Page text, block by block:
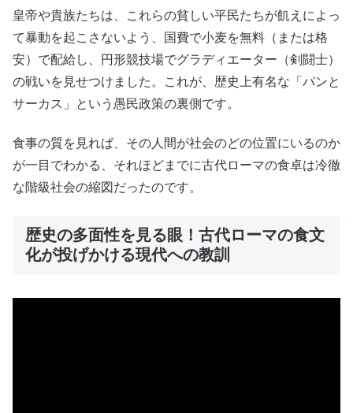
皇帝や貴族たちは、これらの貧しい平民たちが飢えによっ
て暴動を起こさないよう、国費で小麦を無料（または格
安）で配給し、円形競技場でグラディエーター（剣闘士）
の戦いを見せつけました。これが、歴史上有名な「パンと
サーカス」という愚民政策の裏側です。
食事の質を見れば、その人間が社会のどの位置にいるのか
が一目でわかる、それほどまでに古代ローマの食卓は冷徹
な階級社会の縮図だったのです。
歴史の多面性を見る眼！古代ローマの食文
化が投げかける現代への教訓